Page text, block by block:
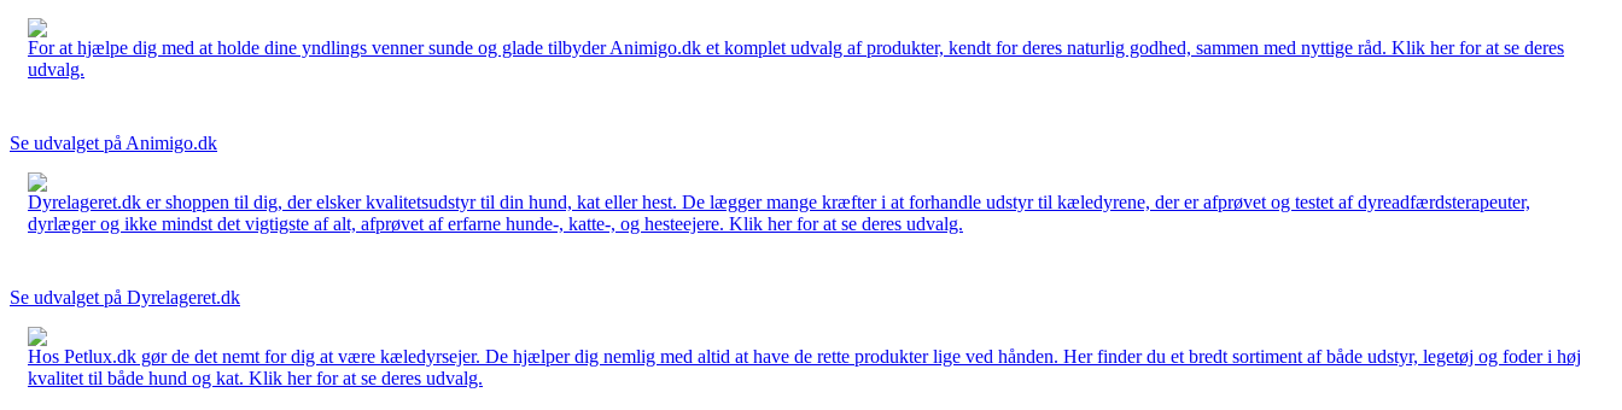
For at hjælpe dig med at holde dine yndlings venner sunde og glade tilbyder Animigo.dk et komplet udvalg af produkter, kendt for deres naturlig godhed, sammen med nyttige råd. Klik her for at se deres
udvalg.
Se udvalget på Animigo.dk
Dyrelageret.dk er shoppen til dig, der elsker kvalitetsudstyr til din hund, kat eller hest. De lægger mange kræfter i at forhandle udstyr til kæledyrene, der er afprøvet og testet af dyreadfærdsterapeuter,
dyrlæger og ikke mindst det vigtigste af alt, afprøvet af erfarne hunde-, katte-, og hesteejere. Klik her for at se deres udvalg.
Se udvalget på Dyrelageret.dk
Hos Petlux.dk gør de det nemt for dig at være kæledyrsejer. De hjælper dig nemlig med altid at have de rette produkter lige ved hånden. Her finder du et bredt sortiment af både udstyr, legetøj og foder i høj
kvalitet til både hund og kat. Klik her for at se deres udvalg.